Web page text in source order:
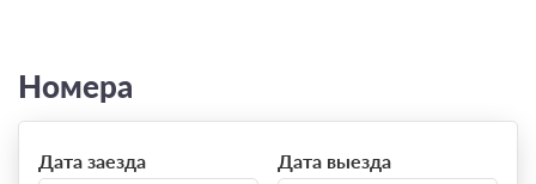
Номера
Дата заезда Дата выезда